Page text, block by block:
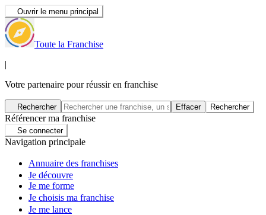
Ouvrir le menu principal
Toute la Franchise
|
Votre partenaire pour réussir en franchise
Rechercher Effacer Rechercher
Référencer ma franchise
Se connecter
Navigation principale
Annuaire des franchises
Je découvre
Je me forme
Je choisis ma franchise
Je me lance